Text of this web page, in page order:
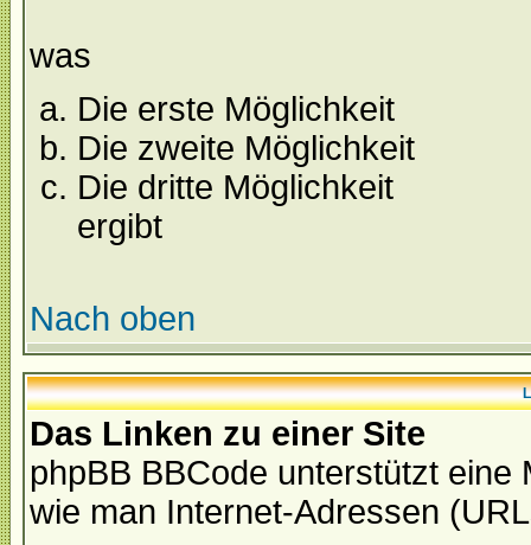
was
Die erste Möglichkeit
Die zweite Möglichkeit
Die dritte Möglichkeit
ergibt
Nach oben
Das Linken zu einer Site
phpBB BBCode unterstützt
wie man Internet-Adressen